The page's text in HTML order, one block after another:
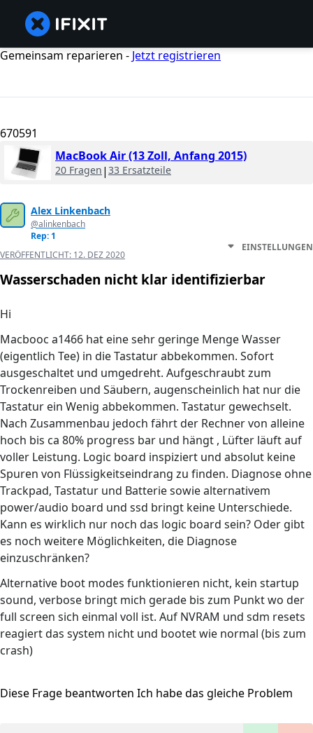
Gemeinsam reparieren - Jetzt registrieren
670591
MacBook Air (13 Zoll, Anfang 2015)
20 Fragen | 33 Ersatzteile
Alex Linkenbach
@alinkenbach
Rep: 1
VERÖFFENTLICHT: 12. DEZ 2020
EINSTELLUNGEN
Wasserschaden nicht klar identifizierbar
Hi
Macbooc a1466 hat eine sehr geringe Menge Wasser
(eigentlich Tee) in die Tastatur abbekommen. Sofort
ausgeschaltet und umgedreht. Aufgeschraubt zum
Trockenreiben und Säubern, augenscheinlich hat nur die
Tastatur ein Wenig abbekommen. Tastatur gewechselt.
Nach Zusammenbau jedoch fährt der Rechner von alleine
hoch bis ca 80% progress bar und hängt , Lüfter läuft auf
voller Leistung. Logic board inspiziert und absolut keine
Spuren von Flüssigkeitseindrang zu finden. Diagnose ohne
Trackpad, Tastatur und Batterie sowie alternativem
power/audio board und ssd bringt keine Unterschiede.
Kann es wirklich nur noch das logic board sein? Oder gibt
es noch weitere Möglichkeiten, die Diagnose
einzuschränken?
Alternative boot modes funktionieren nicht, kein startup
sound, verbose bringt mich gerade bis zum Punkt wo der
full screen sich einmal voll ist. Auf NVRAM und sdm resets
reagiert das system nicht und bootet wie normal (bis zum
crash)
Diese Frage beantworten Ich habe das gleiche Problem